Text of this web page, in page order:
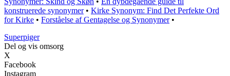
konstruerede synonymer• Kirke Synonym: Find Det Perfekte Ord
for Kirke • Forståelse af Gentagelse og Synonymer•
Superpiger
Del og vis omsorg
X
Facebook
Instagram